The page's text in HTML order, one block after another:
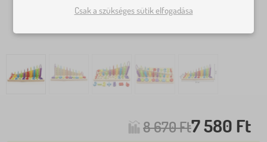
8 670 Ft7 580 Ft
Csak a szükséges sütik elfogadása